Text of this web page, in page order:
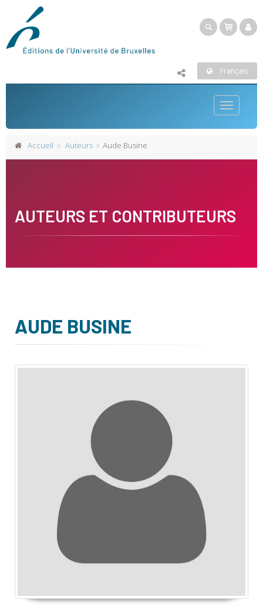
Français
Toggle
Accueil Auteurs Aude Busine
AUTEURS ET CONTRIBUTEURS
AUDE BUSINE